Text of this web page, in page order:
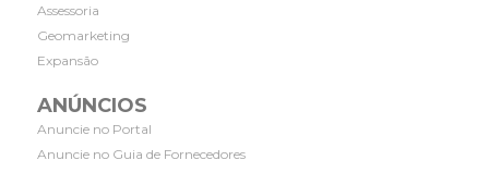
Assessoria
Geomarketing
Expansão
ANÚNCIOS
Anuncie no Portal
Anuncie no Guia de Fornecedores